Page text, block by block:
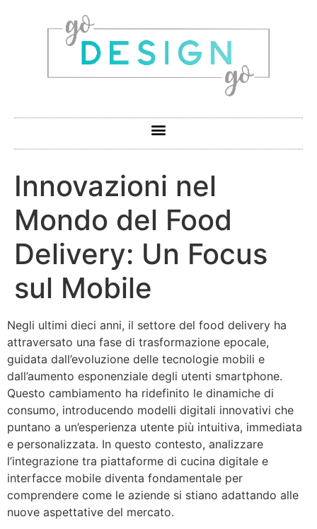
Innovazioni nel
Mondo del Food
Delivery: Un Focus
sul Mobile
Negli ultimi dieci anni, il settore del food delivery ha
attraversato una fase di trasformazione epocale,
guidata dall’evoluzione delle tecnologie mobili e
dall’aumento esponenziale degli utenti smartphone.
Questo cambiamento ha ridefinito le dinamiche di
consumo, introducendo modelli digitali innovativi che
puntano a un’esperienza utente più intuitiva, immediata
e personalizzata. In questo contesto, analizzare
l’integrazione tra piattaforme di cucina digitale e
interfacce mobile diventa fondamentale per
comprendere come le aziende si stiano adattando alle
nuove aspettative del mercato.